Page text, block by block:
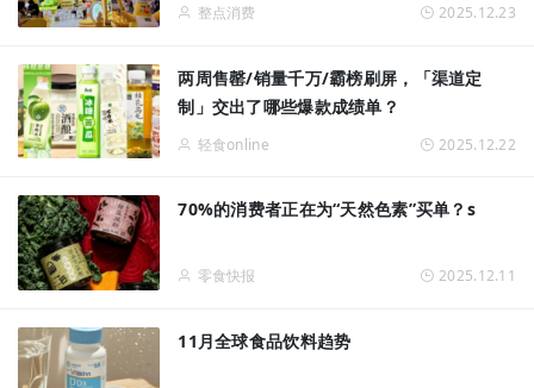
整点消费 2025.12.23
两周售罄/销量千万/霸榜刷屏，「渠道定
制」交出了哪些爆款成绩单？
轻食online 2025.12.22
70%的消费者正在为“天然色素”买单？s
零食快报 2025.12.11
11月全球食品饮料趋势